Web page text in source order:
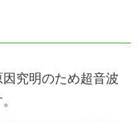
究明のため超音波